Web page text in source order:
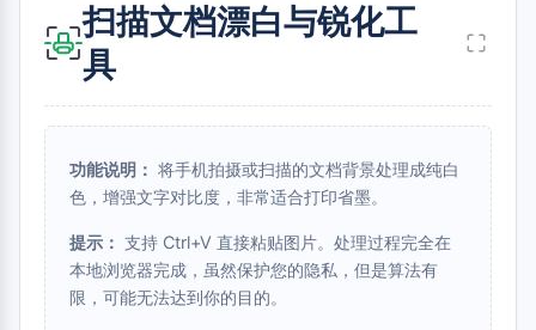
扫描文档漂白与锐化工
具
功能说明： 将手机拍摄或扫描的文档背景处理成纯白
色，增强文字对比度，非常适合打印省墨。
提示： 支持 Ctrl+V 直接粘贴图片。处理过程完全在
本地浏览器完成，虽然保护您的隐私，但是算法有
限，可能无法达到你的目的。